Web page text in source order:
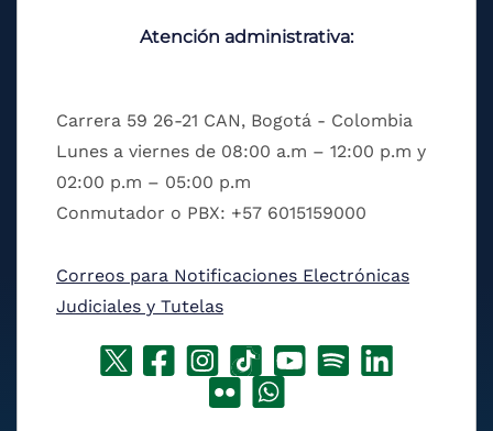
Atención administrativa:
Carrera 59 26-21 CAN, Bogotá - Colombia
Lunes a viernes de 08:00 a.m – 12:00 p.m y
02:00 p.m – 05:00 p.m
Conmutador o PBX: +57 6015159000
Correos para Notificaciones Electrónicas
Judiciales y Tutelas